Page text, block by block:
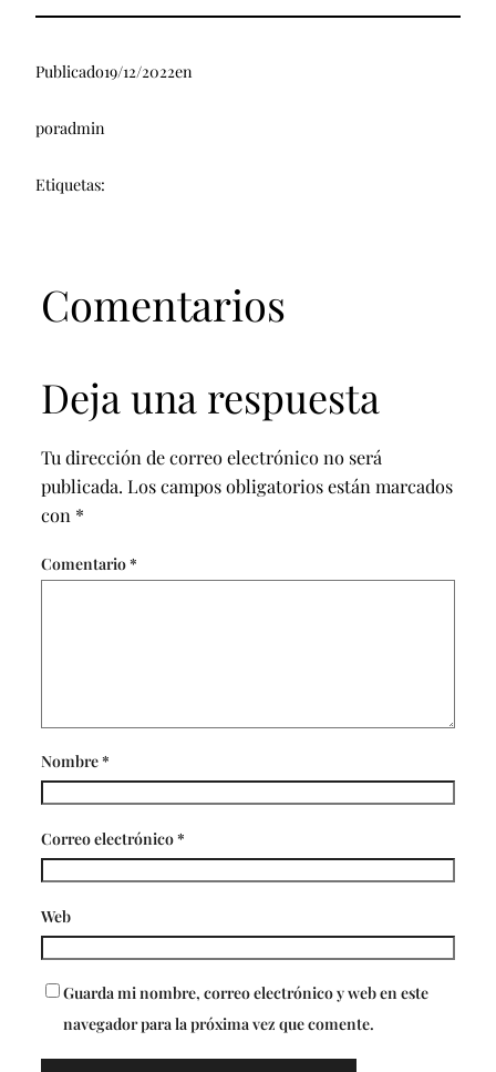
Publicado19/12/2022en
poradmin
Etiquetas:
Comentarios
Deja una respuesta
Tu dirección de correo electrónico no será
publicada. Los campos obligatorios están marcados
con *
Comentario*
Nombre*
Correo electrónico*
Web
Guarda mi nombre, correo electrónico y web en este
navegador para la próxima vez que comente.